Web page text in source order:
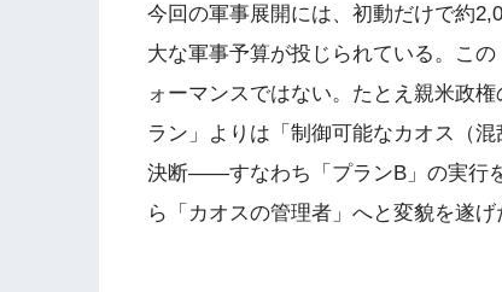
今回の軍事展開には、初動だけで約
大な軍事予算が投じられている。こ
ォーマンスではない。たとえ親米政
ラン」よりは「制御可能なカオス（
決断——すなわち「プランB」の実行
ら「カオスの管理者」へと変貌を遂